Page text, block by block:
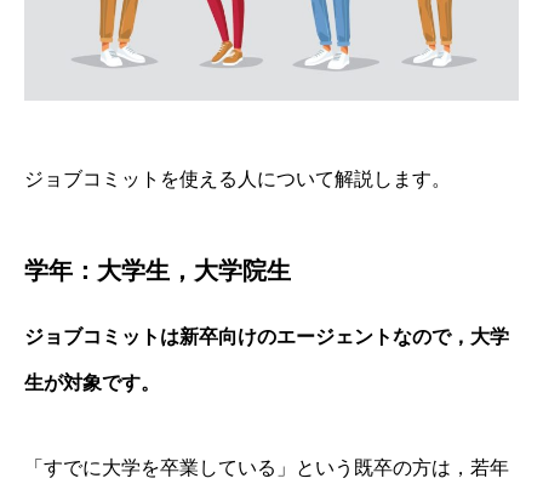
ジョブコミットを使える人について解説します。
学年：大学生，大学院生
ジョブコミットは新卒向けのエージェントなので，大学
生が対象です。
「すでに大学を卒業している」という既卒の方は，若年